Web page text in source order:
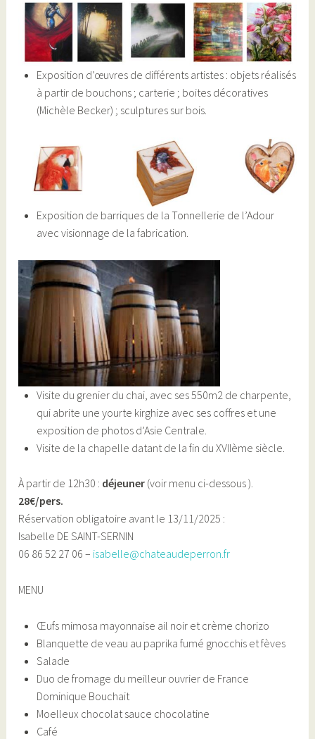
Exposition d’œuvres de différents artistes : objets réalisés
à partir de bouchons ; carterie ; boites décoratives
(Michèle Becker) ; sculptures sur bois.
Exposition de barriques de la Tonnellerie de l’Adour
avec visionnage de la fabrication.
Visite du grenier du chai, avec ses 550m2 de charpente,
qui abrite une yourte kirghize avec ses coffres et une
exposition de photos d’Asie Centrale.
Visite de la chapelle datant de la fin du XVIIème siècle.
À partir de 12h30 : déjeuner (voir menu ci-dessous ).
28€/pers.
Réservation obligatoire avant le 13/11/2025 :
Isabelle DE SAINT-SERNIN
06 86 52 27 06 – isabelle@chateaudeperron.fr
MENU
Œufs mimosa mayonnaise ail noir et crème chorizo
Blanquette de veau au paprika fumé gnocchis et fèves
Salade
Duo de fromage du meilleur ouvrier de France
Dominique Bouchait
Moelleux chocolat sauce chocolatine
Café